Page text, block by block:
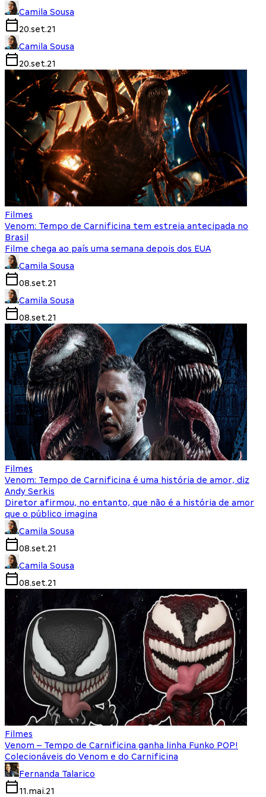
Camila Sousa
20.set.21
Camila Sousa
20.set.21
Filmes
Venom: Tempo de Carnificina tem estreia antecipada no
Brasil
Filme chega ao país uma semana depois dos EUA
Camila Sousa
08.set.21
Camila Sousa
08.set.21
Filmes
Venom: Tempo de Carnificina é uma história de amor, diz
Andy Serkis
Diretor afirmou, no entanto, que não é a história de amor
que o público imagina
Camila Sousa
08.set.21
Camila Sousa
08.set.21
Filmes
Venom – Tempo de Carnificina ganha linha Funko POP!
Colecionáveis do Venom e do Carnificina
Fernanda Talarico
11.mai.21